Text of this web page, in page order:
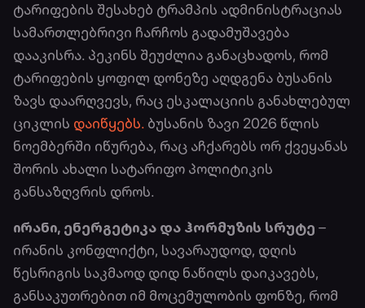
ტარიფების შესახებ ტრამპის ადმინისტრაციას
სამართლებრივი ჩარჩოს გადამუშავება
დააკისრა. პეკინს შეუძლია განაცხადოს, რომ
ტარიფების ყოფილ დონეზე აღდგენა ბუსანის
ზავს დაარღვევს, რაც ესკალაციის განახლებულ
ციკლის დაიწყებს. ბუსანის ზავი 2026 წლის
ნოემბერში იწურება, რაც აჩქარებს ორ ქვეყანას
შორის ახალი სატარიფო პოლიტიკის
განსაზღვრის დროს.
ირანი, ენერგეტიკა და ჰორმუზის სრუტე –
ირანის კონფლიქტი, სავარაუდოდ, დღის
წესრიგის საკმაოდ დიდ ნაწილს დაიკავებს,
განსაკუთრებით იმ მოცემულობის ფონზე, რომ